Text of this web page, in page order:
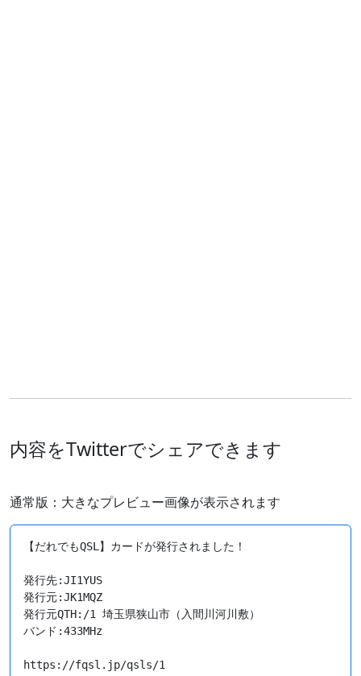
内容をTwitterでシェアできます
通常版：大きなプレビュー画像が表示されます
【だれでもQSL】カードが発行されました！
発行先:JI1YUS
発行元:JK1MQZ
発行元QTH:/1 埼玉県狭山市（入間川河川敷）
バンド:433MHz
https://fqsl.jp/qsls/1